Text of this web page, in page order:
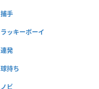
捕手
ラッキーボーイ
連発
球持ち
ノビ